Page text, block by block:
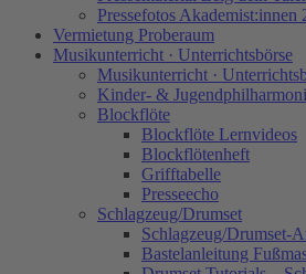
Pressefotos Akademist:innen
Vermietung Proberaum
Musikunterricht · Unterrichtsbörse
Musikunterricht ·
Kinder- &
Blockflöte
Blockflöte Lernvideos
Blockflötenheft
Grifftabelle
Presseecho
Schlagzeug/Drumset
Schlagzeug/Drumset-
Bastelanleitung